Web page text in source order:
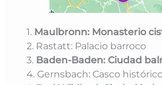
1. Maulbronn: Monasterio
2. Rastatt: Palacio barroco
3. Baden-Baden: Ciudad
4. Gernsbach: Casco